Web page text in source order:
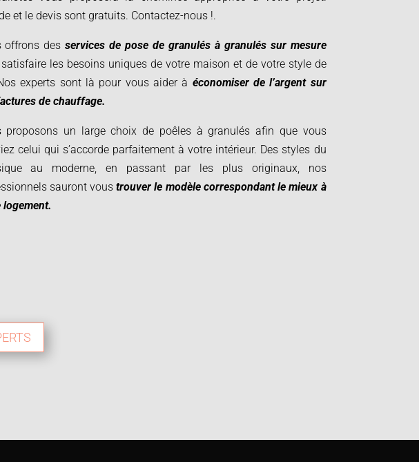
et le devis sont gratuits. Contactez-nous !.
offrons desservices de pose de granulés à granulés sur mesure
les besoins uniques de votre maison et de votre style de
experts sont là pour vous aider à économiser de l’argent sur
de chauffage.
proposons un large choix de poêles à granulés afin que vous
celui qui s’accorde parfaitement à votre intérieur. Des styles du
au moderne, en passant par les plus originaux, nos
sauront voustrouver le modèle correspondant le mieux à
logement.